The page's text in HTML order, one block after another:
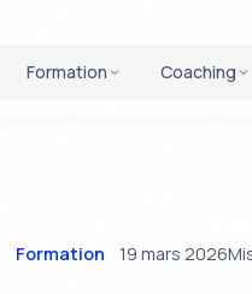
Formation Coaching
Formation 19 mars 2026